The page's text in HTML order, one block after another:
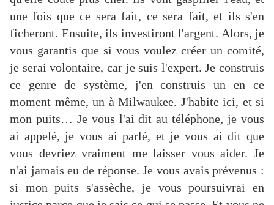
une fois que ce sera fait, ce sera fait, et ils s'en
ficheront. Ensuite, ils investiront l'argent. Alors, je
vous garantis que si vous voulez créer un comité,
je serai volontaire, car je suis l'expert. Je construis
ce genre de système, j'en construis un en ce
moment même, un à Milwaukee. J'habite ici, et si
mon puits… Je vous l'ai dit au téléphone, je vous
ai appelé, je vous ai parlé, et je vous ai dit que
vous devriez vraiment me laisser vous aider. Je
n'ai jamais eu de réponse. Je vous avais prévenus :
si mon puits s'assèche, je vous poursuivrai en